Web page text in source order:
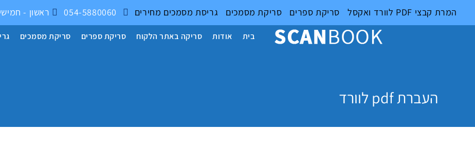
המרת קבצי PDF לוורד ואקסל סריקת ספרים סריקת מסמכים גריסת מסמכים מחירים 054-5880060 ראשון - חמישי 17:00 - 09:00 , בית ברל
בית אודות סריקה באתר הלקוח סריקת ספרים סריקת מסמכים
העברת pdf לוורד